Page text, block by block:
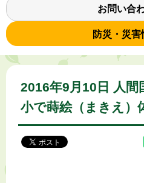
お問い合
防災・災害
2016年9月10日 人間
小で蒔絵（まきえ）